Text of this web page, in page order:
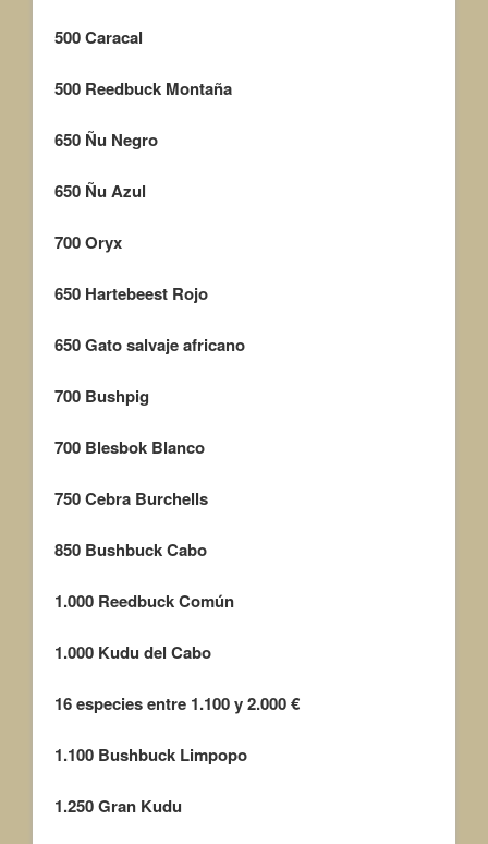
500Caracal
500 Reedbuck Montaña
650 Ñu Negro
650 Ñu Azul
700Oryx
650 Hartebeest Rojo
650Gato salvaje africano
700 Bushpig
700 Blesbok Blanco
750Cebra Burchells
850 Bushbuck Cabo
1.000 Reedbuck Común
1.000 Kudu del Cabo
16 especies entre 1.100 y 2.000 €
1.100 Bushbuck Limpopo
1.250Gran Kudu